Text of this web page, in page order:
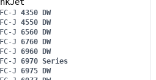
J 4350 DW
J 4550 DW
J 6560 DW
J 6760 DW
J 6960 DW
J 6970 Series
J 6975 DW